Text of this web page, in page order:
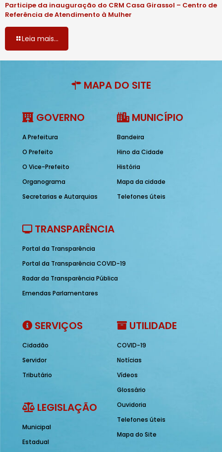
Participe da inauguração do CRM Casa Girassol – Centro de
Referência de Atendimento à Mulher
Leia mais...
MAPA DO SITE
GOVERNO
A Prefeitura
O Prefeito
O Vice-Prefeito
Organograma
Secretarias e Autarquias
MUNICÍPIO
Bandeira
Hino da Cidade
História
Mapa da cidade
Telefones úteis
TRANSPARÊNCIA
Portal da Transparência
Portal da Transparência COVID-19
Radar da Transparência Pública
Emendas Parlamentares
SERVIÇOS
Cidadão
Servidor
Tributário
LEGISLAÇÃO
Municipal
Estadual
UTILIDADE
COVID-19
Notícias
Vídeos
Glossário
Ouvidoria
Telefones úteis
Mapa do Site